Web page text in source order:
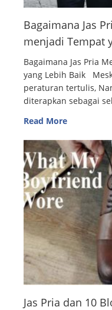
Bagaimana Jas
menjadi Tempat
Bagaimana Jas Pria
yang Lebih Baik
peraturan tertulis,
diterapkan sebagai
Read More
Jas Pria dan 10